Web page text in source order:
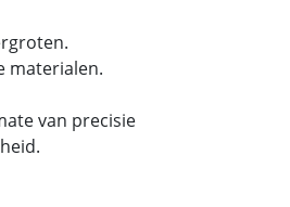
materialen.
van precisie